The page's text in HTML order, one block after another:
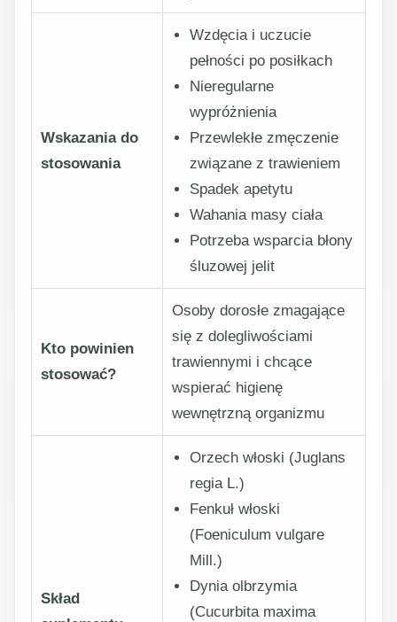
Wskazania do
stosowania
Wzdęcia i uczucie
pełności po posiłkach
Nieregularne
wypróżnienia
Przewlekłe zmęczenie
związane z trawieniem
Spadek apetytu
Wahania masy ciała
Potrzeba wsparcia błony
śluzowej jelit
Kto powinien
stosować?
Osoby dorosłe zmagające
się z dolegliwościami
trawiennymi i chcące
wspierać higienę
wewnętrzną organizmu
Skład
Orzech włoski (Juglans
regia L.)
Fenkuł włoski
(Foeniculum vulgare
Mill.)
Dynia olbrzymia
(Cucurbita maxima